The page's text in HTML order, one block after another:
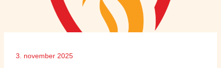
3. november 2025